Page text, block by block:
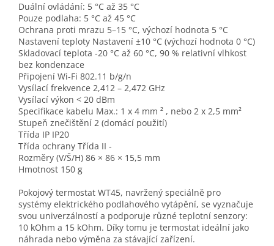
Duální ovládání: 5 °C až 35 °C
Pouze podlaha: 5 °C až 45 °C
Ochrana proti mrazu 5–15 °C, výchozí hodnota 5 °C
Nastavení teploty Nastavení ±10 °C (výchozí hodnota 0 °C)
Skladovací teplota -20 °C až 60 °C, 90 % relativní vlhkost
bez kondenzace
Připojení Wi-Fi 802.11 b/g/n
Vysílací frekvence 2,412 – 2,472 GHz
Vysílací výkon < 20 dBm
Specifikace kabelu Max.: 1 x 4 mm ² , nebo 2 x 2,5 mm²
Stupeň znečištění 2 (domácí použití)
Třída IP IP20
Třída ochrany Třída II -
Rozměry (V/Š/H) 86 × 86 × 15,5 mm
Hmotnost 150 g
Pokojový termostat WT45, navržený speciálně pro
systémy elektrického podlahového vytápění, se vyznačuje
svou univerzálností a podporuje různé teplotní senzory:
10 kOhm a 15 kOhm. Díky tomu je termostat ideální jako
náhrada nebo výměna za stávající zařízení.